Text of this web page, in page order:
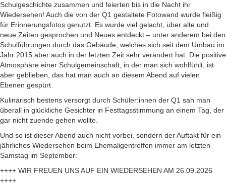
Schulgeschichte zusammen und feierten bis in die Nacht ihr
Wiedersehen! Auch die von der Q1 gestaltete Fotowand wurde fleißig
für Erinnerungsfotos genutzt. Es wurde viel gelacht, über alte und
neue Zeiten gesprochen und Neues entdeckt – unter anderem bei den
Schulführungen durch das Gebäude, welches sich seit dem Umbau im
Jahr 2015 aber auch in der letzten Zeit sehr verändert hat. Die positive
Atmosphäre einer Schulgemeinschaft, in der man sich wohlfühlt, ist
aber geblieben, das hat man auch an diesem Abend auf vielen
Ebenen gespürt.
Kulinarisch bestens versorgt durch Schüler:innen der Q1 sah man
überall in glückliche Gesichter in Festtagsstimmung an einem Tag, der
gar nicht zuende gehen wollte.
Und so ist dieser Abend auch nicht vorbei, sondern der Auftakt für ein
jährliches Wiedersehen beim Ehemaligentreffen immer am letzten
Samstag im September:
++++ WIR FREUEN UNS AUF EIN WIEDERSEHEN AM 26.09.2026
++++